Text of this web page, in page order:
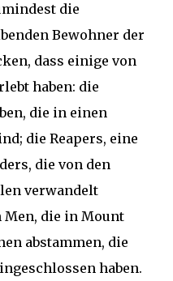
die
Bewohner der
dass einige von
haben: die
die in einen
die Reapers, eine
die von den
verwandelt
die in Mount
abstammen, die
haben.